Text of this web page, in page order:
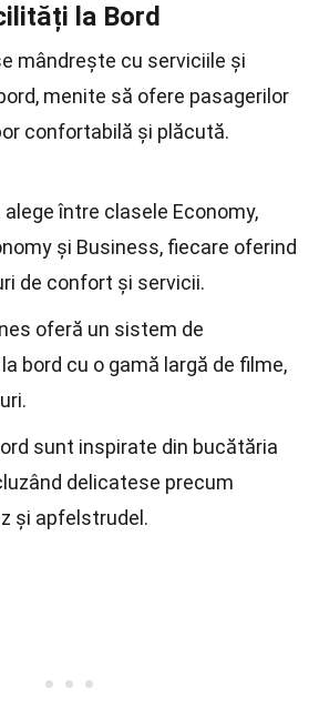
la Bord
mândrește cu serviciile și
menite să ofere pasagerilor
confortabilă și plăcută.
între clasele Economy,
și Business, fiecare oferind
de confort și servicii.
oferă un sistem de
bord cu o gamă largă de filme,
sunt inspirate din bucătăria
delicatese precum
și apfelstrudel.